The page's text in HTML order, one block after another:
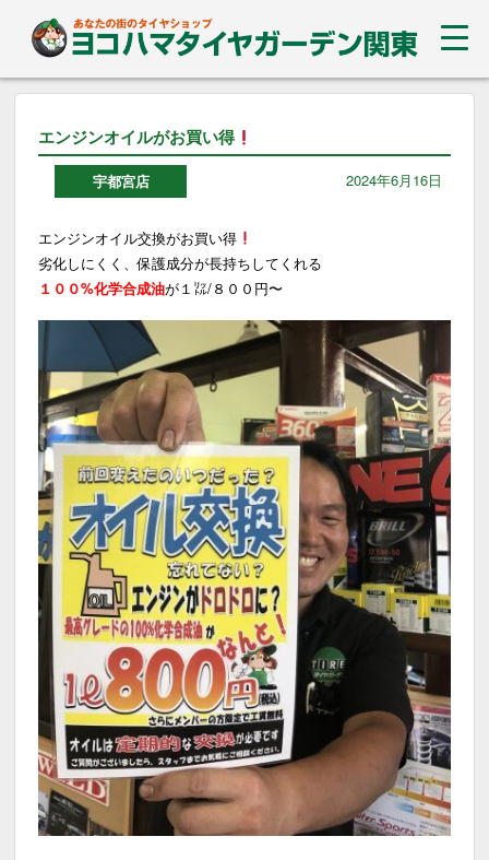
エンジンオイルがお買い得
宇都宮店 2024年6月16日
エンジンオイル交換がお買い得
劣化しにくく、保護成分が長持ちしてくれる
１００%化学合成油が１㍑/８００円〜